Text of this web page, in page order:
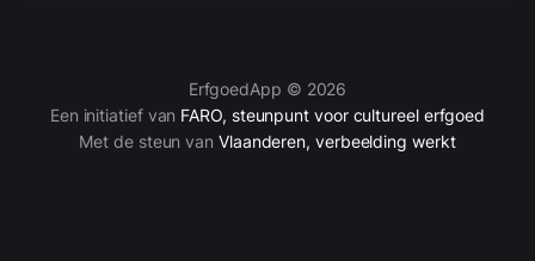
ErfgoedApp © 2026
Een initiatief van FARO, steunpunt voor cultureel erfgoed
Met de steun van Vlaanderen, verbeelding werkt